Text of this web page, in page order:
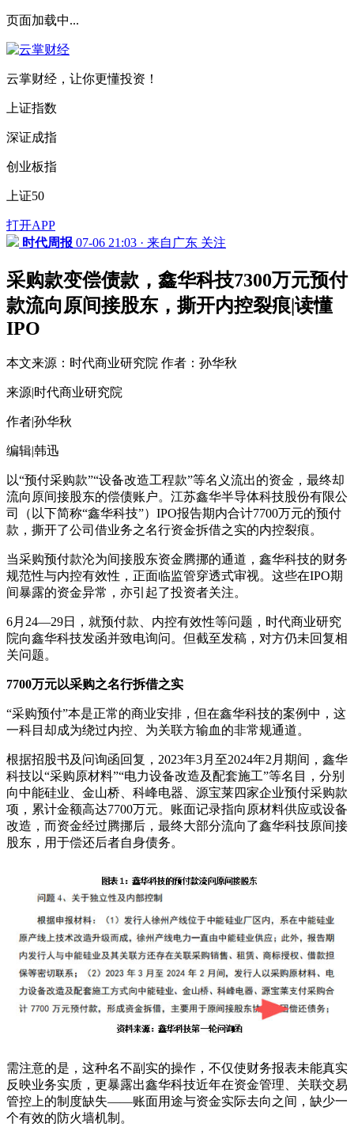
页面加载中...
云掌财经，让你更懂投资！
上证指数
深证成指
创业板指
上证50
打开APP
时代周报 07-06 21:03 · 来自广东 关注
采购款变偿债款，鑫华科技7300万元预付
款流向原间接股东，撕开内控裂痕|读懂
IPO
本文来源：时代商业研究院 作者：孙华秋
来源|时代商业研究院
作者|孙华秋
编辑|韩迅
以“预付采购款”“设备改造工程款”等名义流出的资金，最终却
流向原间接股东的偿债账户。江苏鑫华半导体科技股份有限公
司（以下简称“鑫华科技”）IPO报告期内合计7700万元的预付
款，撕开了公司借业务之名行资金拆借之实的内控裂痕。
当采购预付款沦为间接股东资金腾挪的通道，鑫华科技的财务
规范性与内控有效性，正面临监管穿透式审视。这些在IPO期
间暴露的资金异常，亦引起了投资者关注。
6月24—29日，就预付款、内控有效性等问题，时代商业研究
院向鑫华科技发函并致电询问。但截至发稿，对方仍未回复相
关问题。
7700万元以采购之名行拆借之实
“采购预付”本是正常的商业安排，但在鑫华科技的案例中，这
一科目却成为绕过内控、为关联方输血的非常规通道。
根据招股书及问询函回复，2023年3月至2024年2月期间，鑫华
科技以“采购原材料”“电力设备改造及配套施工”等名目，分别
向中能硅业、金山桥、科峰电器、源宝莱四家企业预付采购款
项，累计金额高达7700万元。账面记录指向原材料供应或设备
改造，而资金经过腾挪后，最终大部分流向了鑫华科技原间接
股东，用于偿还后者自身债务。
需注意的是，这种名不副实的操作，不仅使财务报表未能真实
反映业务实质，更暴露出鑫华科技近年在资金管理、关联交易
管控上的制度缺失——账面用途与资金实际去向之间，缺少一
个有效的防火墙机制。